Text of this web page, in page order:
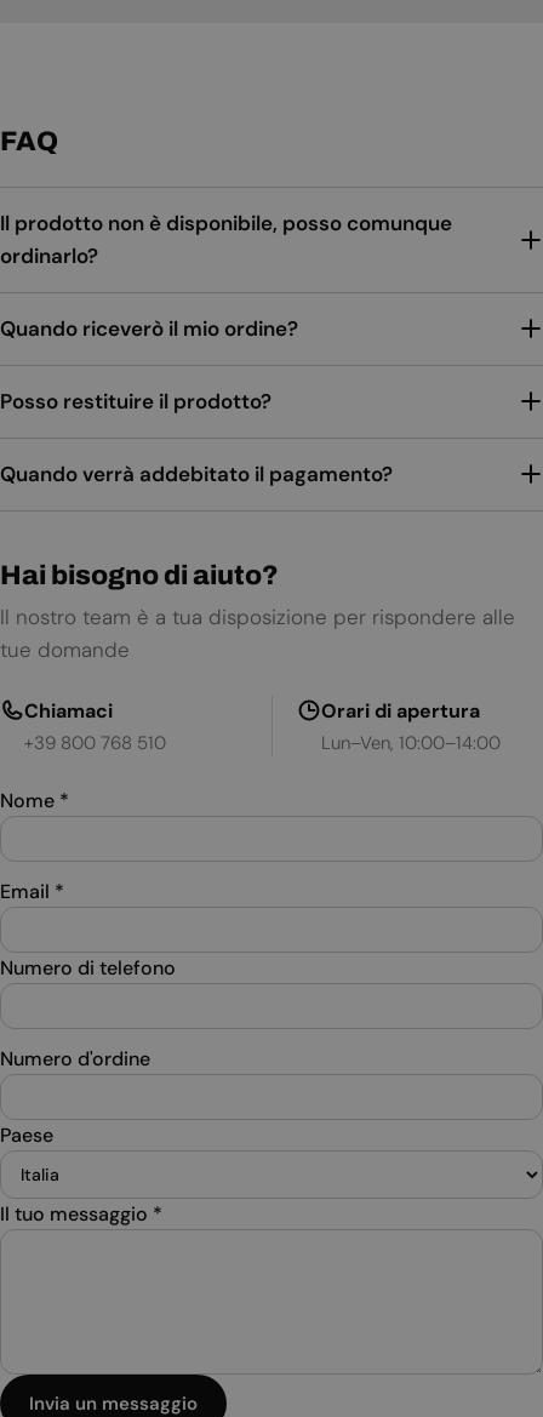
FAQ
Il prodotto non è disponibile, posso comunque
ordinarlo?
Quando riceverò il mio ordine?
Posso restituire il prodotto?
Quando verrà addebitato il pagamento?
Hai bisogno di aiuto?
Il nostro team è a tua disposizione per rispondere alle
tue domande
Chiamaci
+39 800 768 510
Orari di apertura
Lun–Ven, 10:00–14:00
Nome *
Email *
Numero di telefono
Numero d'ordine
Paese
Il tuo messaggio *
Invia un messaggio